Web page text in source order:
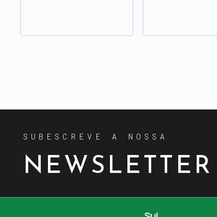
SUBESCREVE A NOSSA
NEWSLETTER